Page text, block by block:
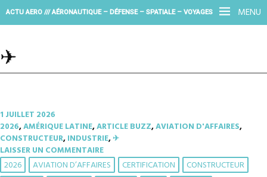
MENU
ACTU AERO /// AÉRONAUTIQUE – DÉFENSE – SPATIALE – VOYAGES
✈︎
1 JUILLET 2026
2026,AMÉRIQUE LATINE,ARTICLE BUZZ,AVIATION D'AFFAIRES,
CONSTRUCTEUR,INDUSTRIE,✈︎
LAISSER UN COMMENTAIRE
2026 AVIATION D’AFFAIRES CERTIFICATION
CONSTRUCTEUR